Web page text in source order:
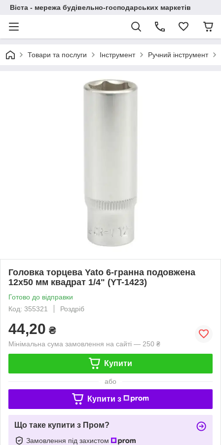
Віста - мережа будівельно-господарських маркетів
Товари та послуги Інструмент Ручний інструмент
Головка торцева Yato 6-гранна подовжена
12х50 мм квадрат 1/4" (YT-1423)
Готово до відправки
Код: 355321
Роздріб
44,20 ₴
Мінімальна сума замовлення на сайті — 250 ₴
Купити
або
Купити з
Що таке купити з Пром?
Замовлення під захистом